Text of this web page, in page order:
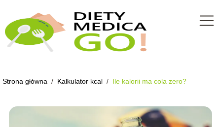
Strona główna / Kalkulator kcal / Ile kalorii ma cola zero?